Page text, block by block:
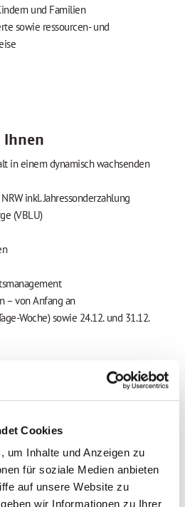
Cookies
um Inhalte und Anzeigen zu
für soziale Medien anbieten
auf unsere Website zu
wir Informationen zu Ihrer
und Familien
sowie ressourcen- und
Ihnen
in einem dynamisch wachsenden
inkl. Jahressonderzahlung
(VBLU)
– von Anfang an
Woche) sowie 24.12. und 31.12.
Bewerbungsunterlagen (PDF)
Menschen sind